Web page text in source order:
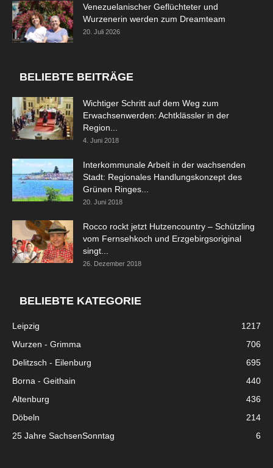
Venezuelanischer Geflüchteter und
Wurzenerin werden zum Dreamteam
20. Juli 2026
BELIEBTE BEITRÄGE
Wichtiger Schritt auf dem Weg zum
Erwachsenwerden: Achtklässler in der
Region...
4. Juni 2018
Interkommunale Arbeit in der wachsenden
Stadt: Regionales Handlungskonzept des
Grünen Ringes...
20. Juni 2018
Rocco rockt jetzt Hutzencountry – Schützling
vom Fernsehkoch und Erzgebirgsoriginal
singt...
26. Dezember 2018
BELIEBTE KATEGORIE
Leipzig
1217
Wurzen - Grimma
706
Delitzsch - Eilenburg
695
Borna - Geithain
440
Altenburg
436
Döbeln
214
25 Jahre SachsenSonntag
6